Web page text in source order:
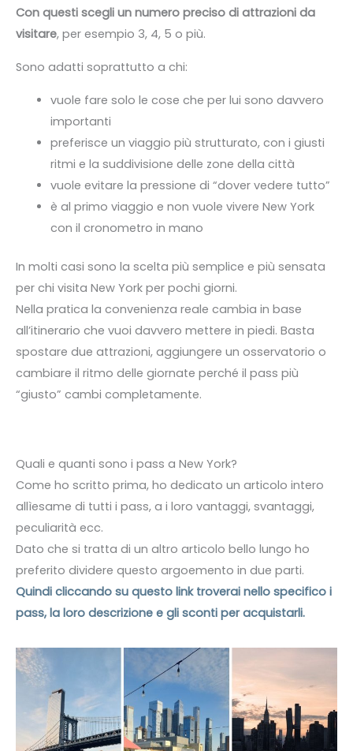
Con questi scegli un numero preciso di attrazioni da
visitare, per esempio 3, 4, 5 o più.
Sono adatti soprattutto a chi:
vuole fare solo le cose che per lui sono davvero
importanti
preferisce un viaggio più strutturato, con i giusti
ritmi e la suddivisione delle zone della città
vuole evitare la pressione di “dover vedere tutto”
è al primo viaggio e non vuole vivere New York
con il cronometro in mano
In molti casi sono la scelta più semplice e più sensata
per chi visita New York per pochi giorni.
Nella pratica la convenienza reale cambia in base
all’itinerario che vuoi davvero mettere in piedi. Basta
spostare due attrazioni, aggiungere un osservatorio o
cambiare il ritmo delle giornate perché il pass più
“giusto” cambi completamente.
Quali e quanti sono i pass a New York?
Come ho scritto prima, ho dedicato un articolo intero
allìesame di tutti i pass, a i loro vantaggi, svantaggi,
peculiarità ecc.
Dato che si tratta di un altro articolo bello lungo ho
preferito dividere questo argoemento in due parti.
Quindi cliccando su questo link troverai nello specifico i
pass, la loro descrizione e gli sconti per acquistarli.